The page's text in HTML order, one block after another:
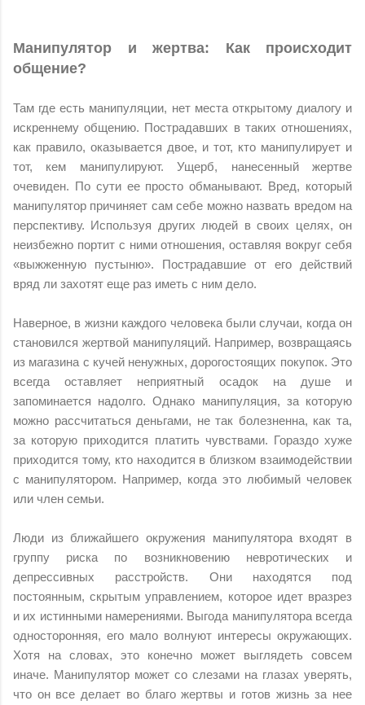
Манипулятор и жертва: Как происходит
общение?
Там где есть манипуляции, нет места открытому диалогу и
искреннему общению. Пострадавших в таких отношениях,
как правило, оказывается двое, и тот, кто манипулирует и
тот, кем манипулируют. Ущерб, нанесенный жертве
очевиден. По сути ее просто обманывают. Вред, который
манипулятор причиняет сам себе можно назвать вредом на
перспективу. Используя других людей в своих целях, он
неизбежно портит с ними отношения, оставляя вокруг себя
«выжженную пустыню». Пострадавшие от его действий
вряд ли захотят еще раз иметь с ним дело.
Наверное, в жизни каждого человека были случаи, когда он
становился жертвой манипуляций. Например, возвращаясь
из магазина с кучей ненужных, дорогостоящих покупок. Это
всегда оставляет неприятный осадок на душе и
запоминается надолго. Однако манипуляция, за которую
можно рассчитаться деньгами, не так болезненна, как та,
за которую приходится платить чувствами. Гораздо хуже
приходится тому, кто находится в близком взаимодействии
с манипулятором. Например, когда это любимый человек
или член семьи.
Люди из ближайшего окружения манипулятора входят в
группу риска по возникновению невротических и
депрессивных расстройств. Они находятся под
постоянным, скрытым управлением, которое идет вразрез
и их истинными намерениями. Выгода манипулятора всегда
односторонняя, его мало волнуют интересы окружающих.
Хотя на словах, это конечно может выглядеть совсем
иначе. Манипулятор может со слезами на глазах уверять,
что он все делает во благо жертвы и готов жизнь за нее